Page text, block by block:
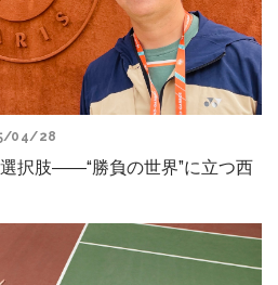
04/28
選択肢――“勝負の世界”に立つ西